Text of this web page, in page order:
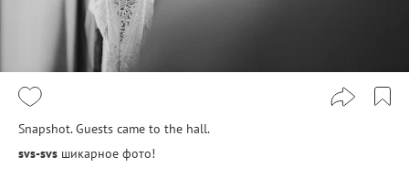
Snapshot. Guests came to the hall.
svs-svs шикарное фото!